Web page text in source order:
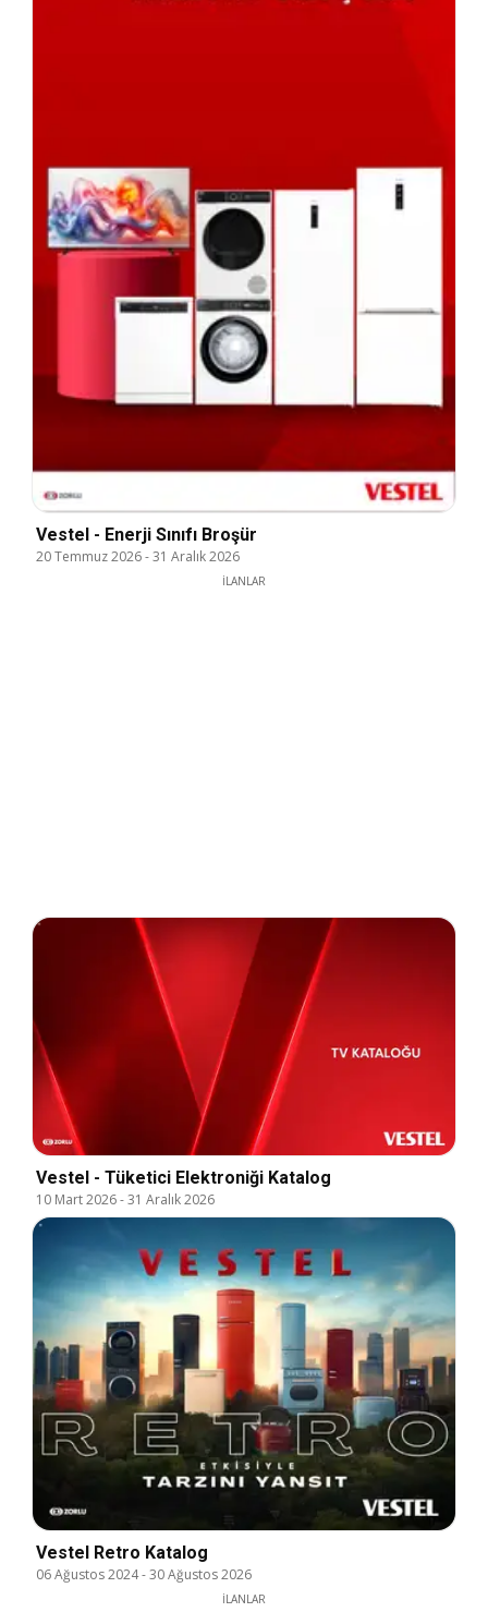
Vestel - Enerji Sınıfı Broşür
20 Temmuz 2026-31 Aralık 2026
İLANLAR
Vestel - Tüketici Elektroniği Katalog
10 Mart 2026-31 Aralık 2026
Vestel Retro Katalog
06 Ağustos 2024-30 Ağustos 2026
İLANLAR